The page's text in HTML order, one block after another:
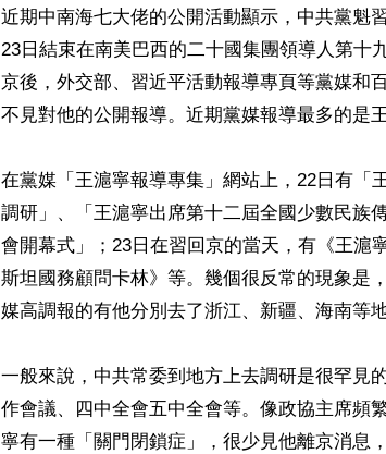
近期中南海七大佬的公開活動顯示，中共黨魁
23日結束在南美巴西的二十國集團領導人第十
京後，外交部、習近平活動報導專頁等黨媒和
不見對他的公開報導。近期黨媒報導最多的是王
在黨媒「王滬寧報導專集」網站上，22日有「
調研」、「王滬寧出席第十二屆全國少數民族
會開幕式」；23日在習回京的當天，有《王滬
斯坦國務顧問卡林》等。幾個很反常的現象是
媒高調報的有他分別去了浙江、新疆、海南等地
一般來說，中共常委到地方上去調研是很罕見
作會議、四中全會五中全會等。像政協主席頻
寧有一種「關門閉鎖症」，很少見他離京消息